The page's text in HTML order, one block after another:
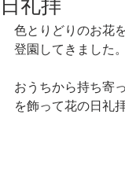
日礼拝
色とりどりのお花
登園してきました。
おうちから持ち寄
を飾って花の日礼